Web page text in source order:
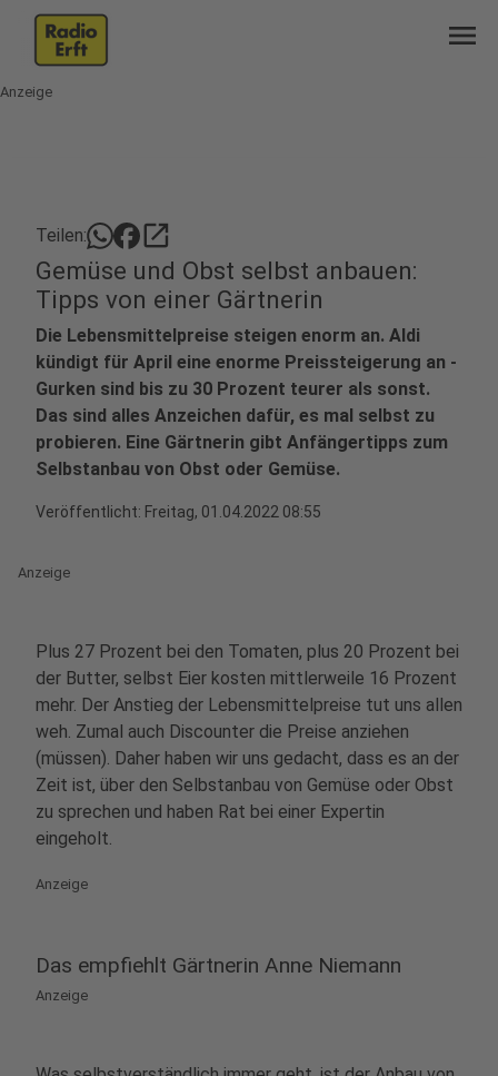
menu
Anzeige
Teilen: open_in_new
Gemüse und Obst selbst anbauen:
Tipps von einer Gärtnerin
Die Lebensmittelpreise steigen enorm an. Aldi
kündigt für April eine enorme Preissteigerung an -
Gurken sind bis zu 30 Prozent teurer als sonst.
Das sind alles Anzeichen dafür, es mal selbst zu
probieren. Eine Gärtnerin gibt Anfängertipps zum
Selbstanbau von Obst oder Gemüse.
Veröffentlicht: Freitag, 01.04.2022 08:55
Anzeige
Plus 27 Prozent bei den Tomaten, plus 20 Prozent bei
der Butter, selbst Eier kosten mittlerweile 16 Prozent
mehr. Der Anstieg der Lebensmittelpreise tut uns allen
weh. Zumal auch Discounter die Preise anziehen
(müssen). Daher haben wir uns gedacht, dass es an der
Zeit ist, über den Selbstanbau von Gemüse oder Obst
zu sprechen und haben Rat bei einer Expertin
eingeholt.
Anzeige
Das empfiehlt Gärtnerin Anne Niemann
Anzeige